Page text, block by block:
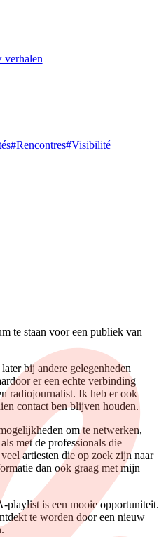
verhalen
#Rencontres#Visibilité
te staan voor een publiek van
bij andere gelegenheden
er een echte verbinding
radiojournalist. Ik heb er ook
contact ben blijven houden.
om te netwerken,
met de professionals die
artiesten die op zoek zijn naar
dan ook graag met mijn
is een mooie opportuniteit.
te worden door een nieuw